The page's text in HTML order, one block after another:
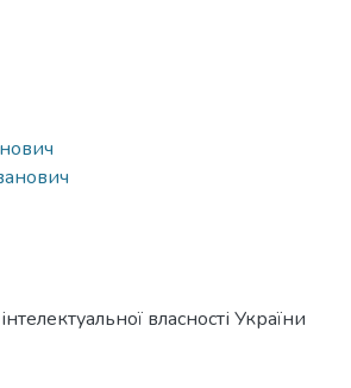
власності України